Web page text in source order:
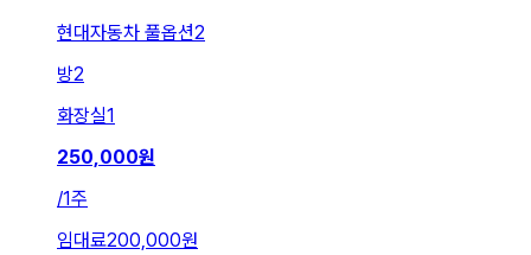
현대자동차 풀옵션2
방2
화장실1
250,000원
/1주
임대료200,000원